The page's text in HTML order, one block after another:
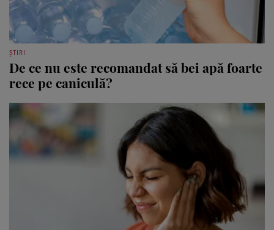
De ce nu este recomandat să bei apă foarte
rece pe caniculă?